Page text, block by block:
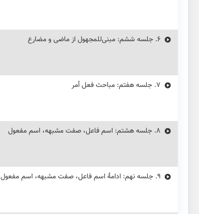
6. جلسه ششم: مبنی‌للمجهول از ماضی و مضارع
7. جلسه هفتم: مباحث فعل أمر
8. جلسه هشتم: اسم فاعل، صفت مشبهه، اسم مفعول
9. جلسه نهم: ادامهٔ اسم فاعل، صفت مشبهه، اسم